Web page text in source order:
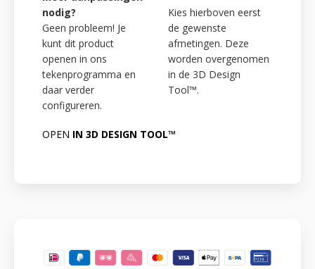
nodig?
Geen probleem! Je
kunt dit product
openen in ons
tekenprogramma en
daar verder
configureren.
Kies hierboven eerst
de gewenste
afmetingen. Deze
worden overgenomen
in de 3D Design
Tool™.
OPEN IN 3D DESIGN TOOL™